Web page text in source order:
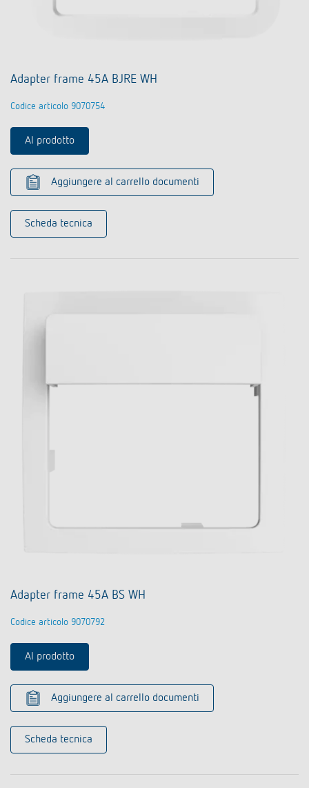
Adapter frame 45A BJRE WH
Codice articolo 9070754
Al prodotto
Aggiungere al carrello documenti
Scheda tecnica
Adapter frame 45A BS WH
Codice articolo 9070792
Al prodotto
Aggiungere al carrello documenti
Scheda tecnica